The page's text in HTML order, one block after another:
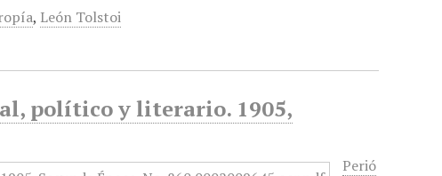
, León Tolstoi
político y literario. 1905,
Perió